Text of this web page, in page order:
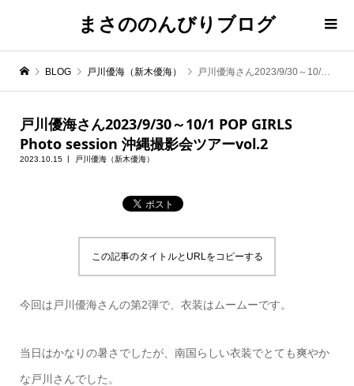
まさののんびりブログ
BLOG 戸川優海（新木優海） 戸川優海さん2023/9/30～10/1 POP GIRLS Photo session 沖縄撮影会ツアーvol.2
戸川優海さん2023/9/30～10/1 POP GIRLS
Photo session 沖縄撮影会ツアーvol.2
2023.10.15 戸川優海（新木優海）
この記事のタイトルとURLをコピーする
今回は戸川優海さんの第2弾で、衣装はムームーです。
当日はかなりの暑さでしたが、南国らしい衣装でとても爽やか
な戸川さんでした。